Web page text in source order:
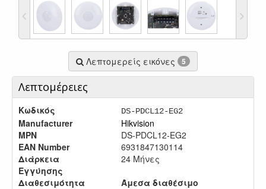
Λεπτομερείς εικόνες 5
Λεπτομέρειες
Κωδικός DS-PDCL12-EG2
Manufacturer
Hikvision
MPN
DS-PDCL12-EG2
EAN Number
6931847130114
Διάρκεια
Εγγύησης
24 Μήνες
Διαθεσιμότητα
Άμεσα διαθέσιμο